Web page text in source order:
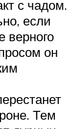
с чадом.
если
верного
он
Тем